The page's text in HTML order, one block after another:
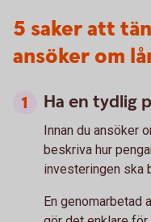
5 saker att
ansöker om
Ha en tydlig
Innan du ansöker
beskriva hur
investeringen ska
En genomarbetad